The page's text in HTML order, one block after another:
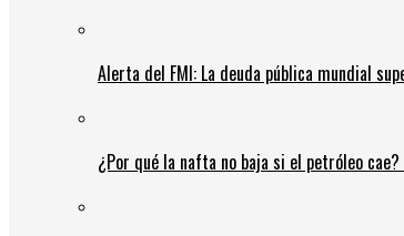
Alerta del FMI: La deuda pública mundial
¿Por qué la nafta no baja si el petróleo